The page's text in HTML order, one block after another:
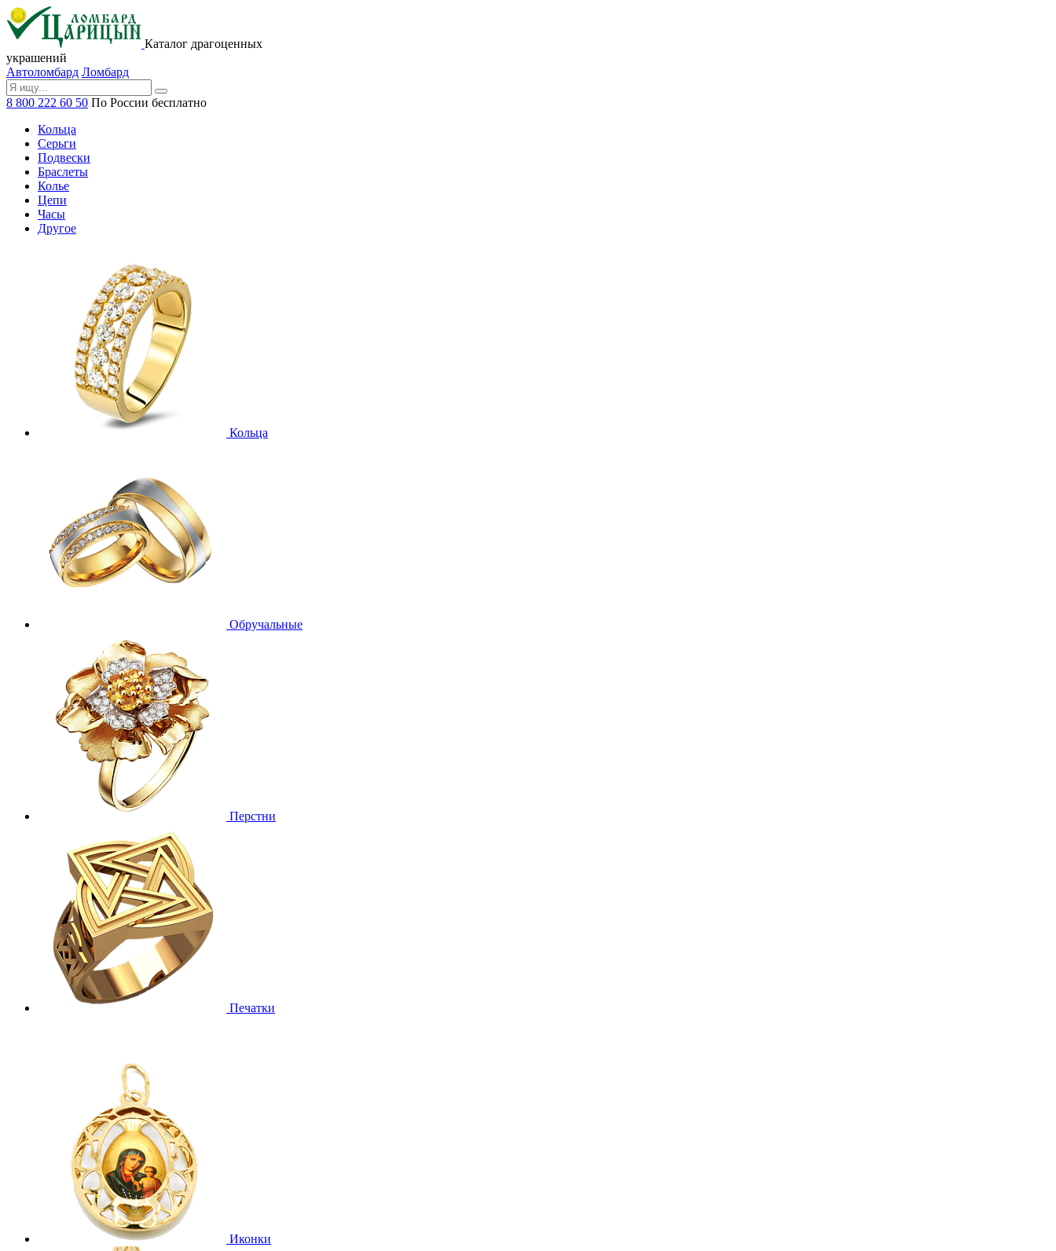
Каталог драгоценных
украшений
Автоломбард Ломбард
8 800 222 60 50 По России бесплатно
Кольца
Серьги
Подвески
Браслеты
Колье
Цепи
Часы
Другое
Кольца
Обручальные
Перстни
Печатки
Иконки